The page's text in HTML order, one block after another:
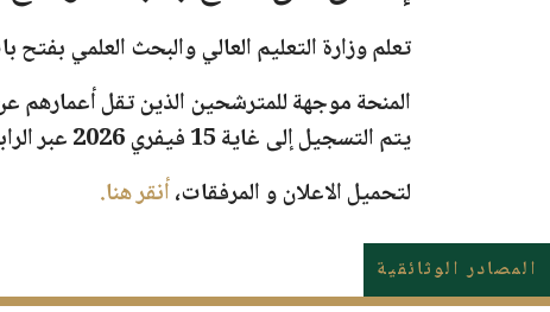
تعلم وزارة التعليم العالي والبحث العلمي
المنحة موجهة للمترشحينالذين تقل أعمارهم عن 35
يتم التسجيل إلى غاية15 فيفري 2026 عبر
لتحميل الاعلان و المرفقات،أنقر هنا.
المصادر الوثائقية